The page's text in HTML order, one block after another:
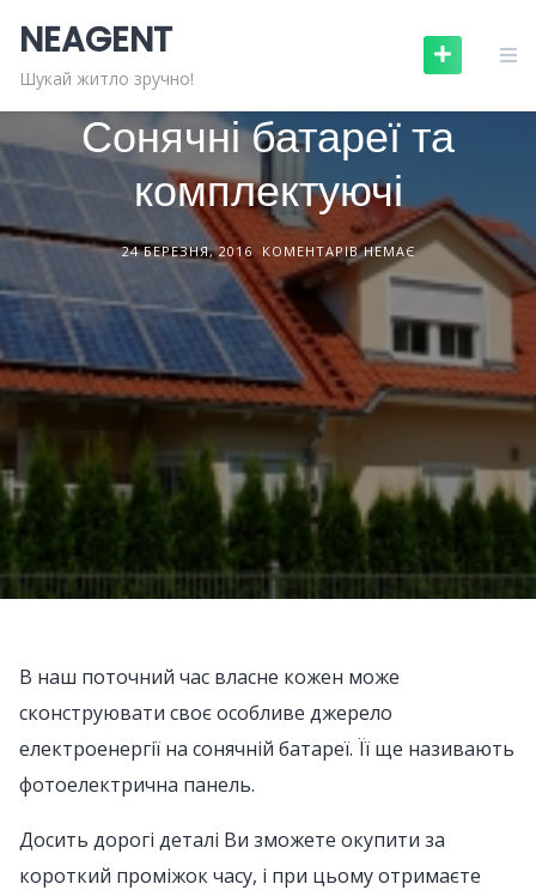
content
NEAGENT
Шукай житло зручно!БУДІВЕЛЬНІ МАТЕРІАЛИ
Сонячні батареї та
комплектуючі
24 БЕРЕЗНЯ, 2016 КОМЕНТАРІВ НЕМАЄ
В наш поточний час власне кожен може
сконструювати своє особливе джерело
електроенергії на сонячній батареї. Її ще називають
фотоелектрична панель.
Досить дорогі деталі Ви зможете окупити за
короткий проміжок часу, і при цьому отримаєте